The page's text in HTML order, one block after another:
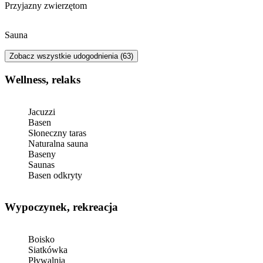
Przyjazny zwierzętom
Sauna
Zobacz wszystkie udogodnienia (63)
Wellness, relaks
Jacuzzi
Basen
Słoneczny taras
Naturalna sauna
Baseny
Saunas
Basen odkryty
Wypoczynek, rekreacja
Boisko
Siatkówka
Pływalnia